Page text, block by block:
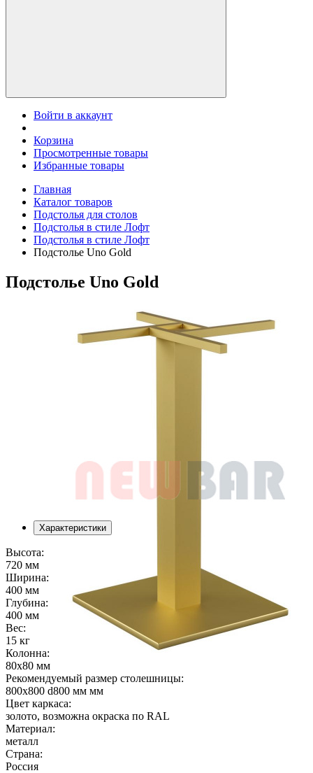
Войти в аккаунт
Корзина
Просмотренные товары
Избранные товары
Главная
Каталог товаров
Подстолья для столов
Подстолья в стиле Лофт
Подстолья в стиле Лофт
Подстолье Uno Gold
Подстолье Uno Gold
Характеристики
Высота:
720 мм
Ширина:
400 мм
Глубина:
400 мм
Вес:
15 кг
Колонна:
80х80 мм
Рекомендуемый размер столешницы:
800х800 d800 мм мм
Цвет каркаса:
золото, возможна окраска по RAL
Материал:
металл
Страна:
Россия